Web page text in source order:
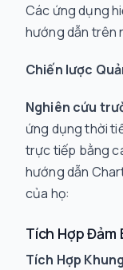
Các ứng dụng
hướng dẫn trên
Chiến lược
Nghiên cứu
ứng dụng thời
trực tiếp bằng
hướng dẫn
của họ:
Tích Hợp Đảm
Tích Hợp